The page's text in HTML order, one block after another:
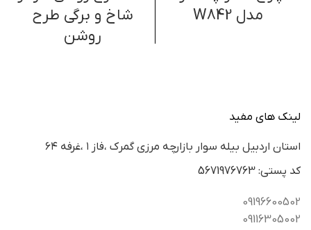
مدل W842
شاخ و برگی طرح
روشن
لینک های مفید
استان اردبيل بيله سوار بازارچه مرزي گمرك ،فاز ١ ،غرفه ٦٤
كد پستي: 5671976763
09196600502
09116305002